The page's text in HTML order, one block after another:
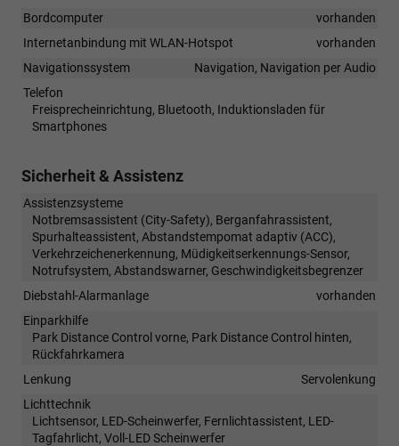
Bordcomputer
vorhanden
Internetanbindung mit WLAN-Hotspot
vorhanden
Navigationssystem
Navigation, Navigation per Audio
Telefon
Freisprecheinrichtung, Bluetooth, Induktionsladen für
Smartphones
Sicherheit & Assistenz
Assistenzsysteme
Notbremsassistent (City-Safety), Berganfahrassistent,
Spurhalteassistent, Abstandstempomat adaptiv (ACC),
Verkehrzeichenerkennung, Müdigkeitserkennungs-Sensor,
Notrufsystem, Abstandswarner, Geschwindigkeitsbegrenzer
Diebstahl-Alarmanlage
vorhanden
Einparkhilfe
Park Distance Control vorne, Park Distance Control hinten,
Rückfahrkamera
Lenkung
Servolenkung
Lichttechnik
Lichtsensor, LED-Scheinwerfer, Fernlichtassistent, LED-
Tagfahrlicht, Voll-LED Scheinwerfer